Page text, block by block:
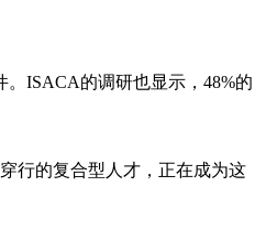
ISACA的调研也显示，48%的
行的复合型人才，正在成为这